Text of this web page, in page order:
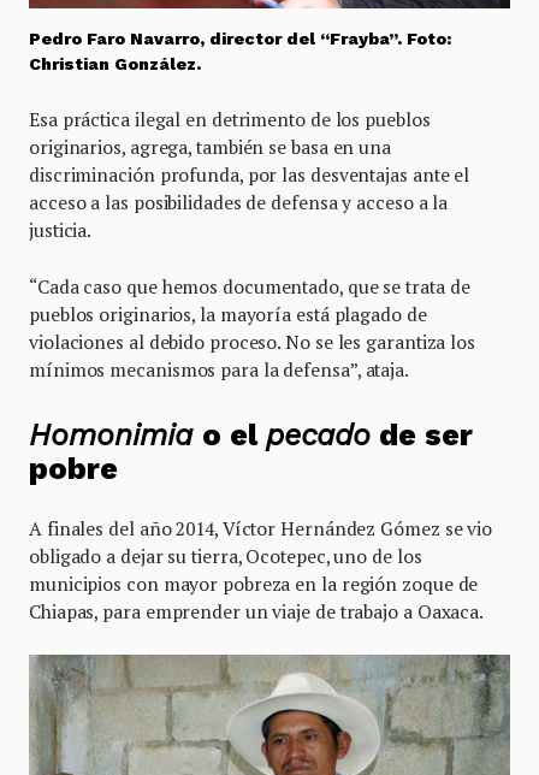
Pedro Faro Navarro, director del “Frayba”. Foto:
Christian González.
Esa práctica ilegal en detrimento de los pueblos
originarios, agrega, también se basa en una
discriminación profunda, por las desventajas ante el
acceso a las posibilidades de defensa y acceso a la
justicia.
“Cada caso que hemos documentado, que se trata de
pueblos originarios, la mayoría está plagado de
violaciones al debido proceso. No se les garantiza los
mínimos mecanismos para la defensa”, ataja.
Homonimia o el pecado de ser
pobre
A finales del año 2014, Víctor Hernández Gómez se vio
obligado a dejar su tierra, Ocotepec, uno de los
municipios con mayor pobreza en la región zoque de
Chiapas, para emprender un viaje de trabajo a Oaxaca.